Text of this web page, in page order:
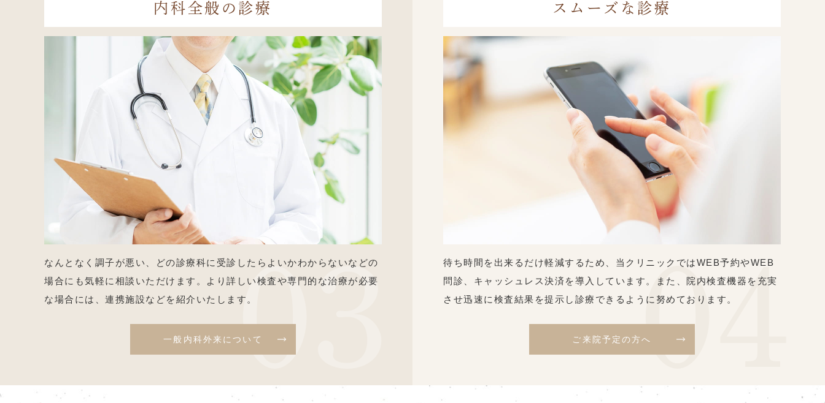
内科全般の診療
なんとなく調子が悪い、どの診療科に受診したらよいかわからないなどの
場合にも気軽に相談いただけます。より詳しい検査や専門的な治療が必要
な場合には、連携施設などを紹介いたします。
一般内科外来について
スムーズな診療
待ち時間を出来るだけ軽減するため、当クリニックではWEB予約やWEB
問診、キャッシュレス決済を導入しています。また、院内検査機器を充実
させ迅速に検査結果を提示し診療できるように努めております。
ご来院予定の方へ